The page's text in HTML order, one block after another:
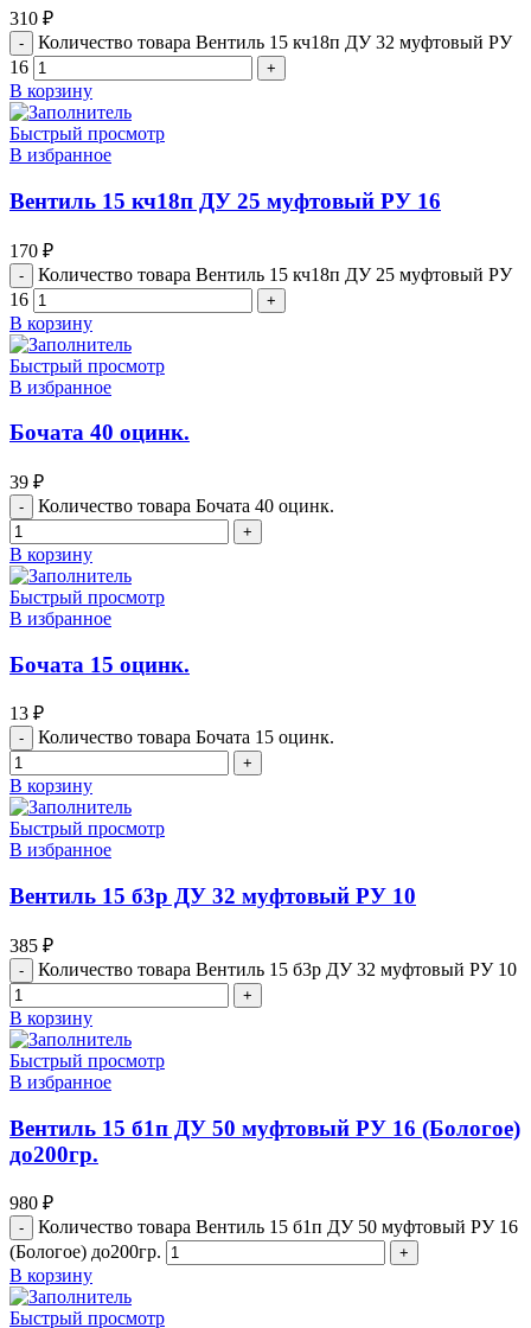
310 ₽
Количество товара Вентиль 15 кч18п ДУ 32 муфтовый РУ
16
В корзину
Быстрый просмотр
В избранное
Вентиль 15 кч18п ДУ 25 муфтовый РУ 16
170 ₽
Количество товара Вентиль 15 кч18п ДУ 25 муфтовый РУ
16
В корзину
Быстрый просмотр
В избранное
Бочата 40 оцинк.
39 ₽
Количество товара Бочата 40 оцинк.
В корзину
Быстрый просмотр
В избранное
Бочата 15 оцинк.
13 ₽
Количество товара Бочата 15 оцинк.
В корзину
Быстрый просмотр
В избранное
Вентиль 15 б3р ДУ 32 муфтовый РУ 10
385 ₽
Количество товара Вентиль 15 б3р ДУ 32 муфтовый РУ 10
В корзину
Быстрый просмотр
В избранное
Вентиль 15 б1п ДУ 50 муфтовый РУ 16 (Бологое)
до200гр.
980 ₽
Количество товара Вентиль 15 б1п ДУ 50 муфтовый РУ 16
(Бологое) до200гр.
В корзину
Быстрый просмотр